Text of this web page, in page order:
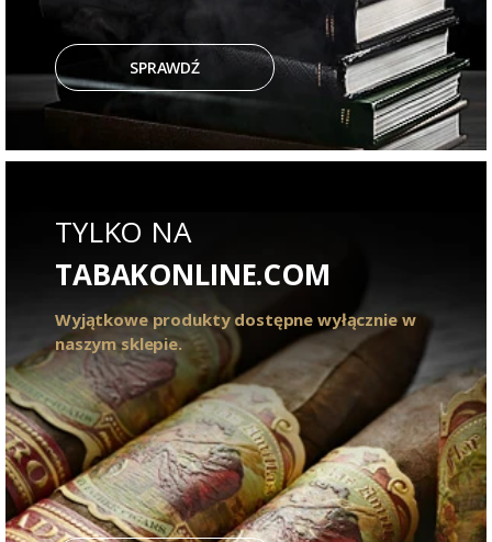
SPRAWDŹ
TYLKO NA
TABAKONLINE.COM
Wyjątkowe produkty dostępne wyłącznie w
naszym sklepie.